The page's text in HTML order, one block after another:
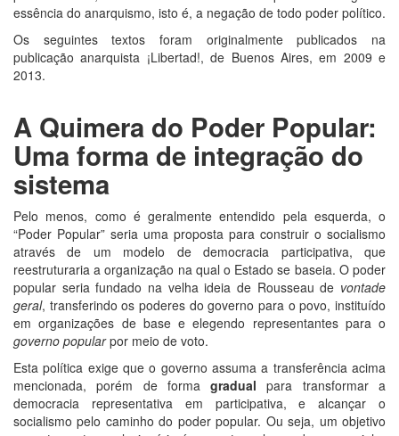
essência do anarquismo, isto é, a negação de todo poder político.
Os seguintes textos foram originalmente publicados na
publicação anarquista ¡Libertad!, de Buenos Aires, em 2009 e
2013.
A Quimera do Poder Popular:
Uma forma de integração do
sistema
Pelo menos, como é geralmente entendido pela esquerda, o
“Poder Popular” seria uma proposta para construir o socialismo
através de um modelo de democracia participativa, que
reestruturaria a organização na qual o Estado se baseia. O poder
popular seria fundado na velha ideia de Rousseau de vontade
geral, transferindo os poderes do governo para o povo, instituído
em organizações de base e elegendo representantes para o
governo popularpor meio de voto.
Esta política exige que o governo assuma a transferência acima
mencionada, porém de formagradual para transformar a
democracia representativa em participativa, e alcançar o
socialismo pelo caminho do poder popular. Ou seja, um objetivo